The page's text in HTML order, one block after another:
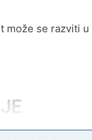
može se razviti